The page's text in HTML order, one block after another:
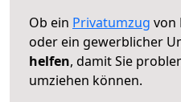
Ob ein Privatumzug von
oder ein gewerblicher
helfen, damit Sie
umziehen können.